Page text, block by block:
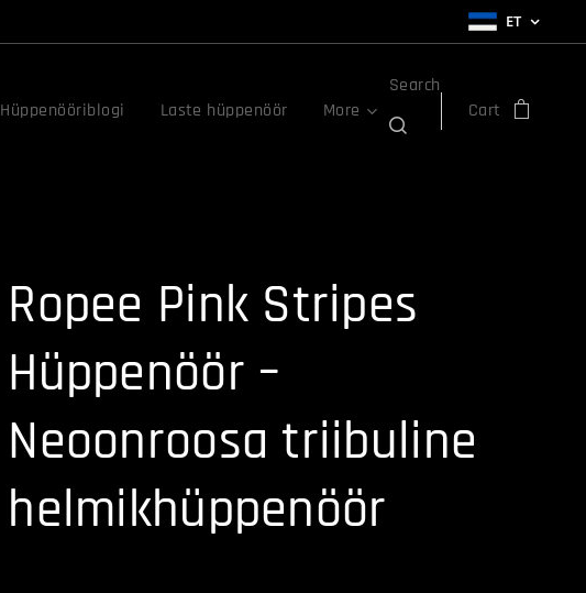
ET
Hüppenööriblogi Laste hüppenöör More
Search
Cart
Ropee Pink Stripes
Hüppenöör –
Neoonroosa triibuline
helmikhüppenöör